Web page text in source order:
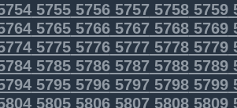
57555756575757585759
57655766576757685769
57755776577757785779
57855786578757885789
57955796579757985799
58055806580758085809